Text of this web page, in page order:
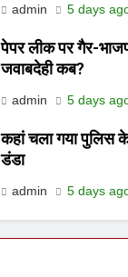
admin 5 days
पेपर लीक पर गैर-
जवाबदेही कब?
admin 5 days
कहां चला गया पुलिस
डंडा
admin 5 days